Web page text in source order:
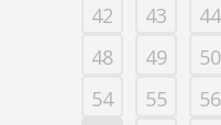
42
43 44
48
49 50
54
55 56